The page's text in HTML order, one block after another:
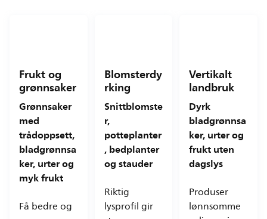
Frukt og
grønnsaker
Grønnsaker
med
trådoppsett,
bladgrønnsa
ker, urter og
myk frukt
Få bedre og
Blomsterdy
rking
Snittblomste
r,
potteplanter
, bedplanter
og stauder
Riktig
lysprofil gir
Vertikalt
landbruk
Dyrk
bladgrønnsa
ker, urter og
frukt uten
dagslys
Produser
lønnsomme